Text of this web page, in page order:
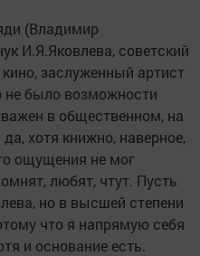
(Владимир
И.Я.Яковлева, советский
заслуженный артист
не было возможности
в общественном, на
хотя книжно, наверное,
ощущения не мог
любят, чтут. Пусть
но в высшей степени
что я напрямую себя
и основание есть.